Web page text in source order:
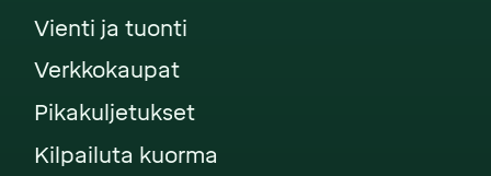
Vienti ja tuonti
Verkkokaupat
Pikakuljetukset
Kilpailuta kuorma